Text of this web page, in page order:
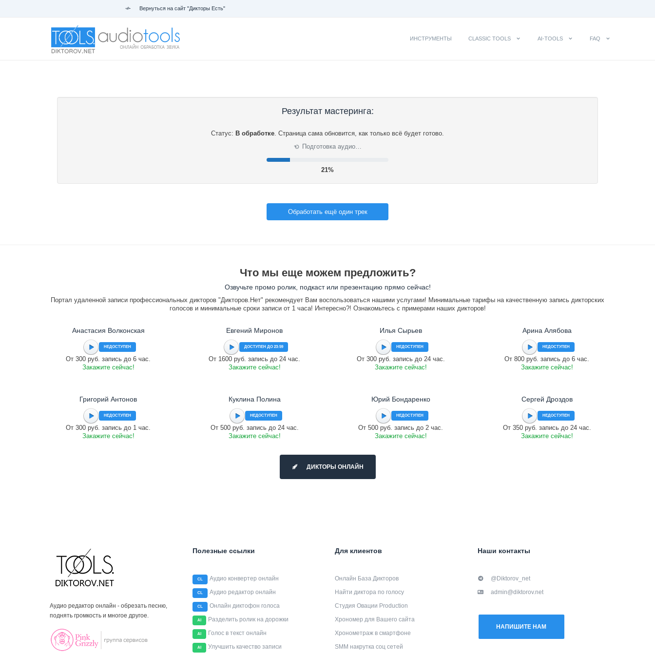
Вернуться на сайт "Дикторы Есть"
ИНСТРУМЕНТЫ CLASSIC TOOLS AI-TOOLS FAQ
Результат мастеринга:
Статус: В обработке. Страница сама обновится, как только всё будет готово.
⟳ Подготовка аудио…
21%
Обработать ещё один трек
Что мы еще можем предложить?
Озвучьте промо ролик, подкаст или презентацию прямо сейчас!
Портал удаленной записи профессиональных дикторов "Дикторов.Нет" рекомендует Вам воспользоваться нашими услугами! Минимальные тарифы на качественную запись дикторских
голосов и минимальные сроки записи от 1 часа! Интересно?! Ознакомьтесь с примерами наших дикторов!
Анастасия Волконская
НЕДОСТУПЕН
От 300 руб. запись до 6 час.
Закажите сейчас!
Евгений Миронов
ДОСТУПЕН ДО 23:59
От 1600 руб. запись до 24 час.
Закажите сейчас!
Илья Сырьев
НЕДОСТУПЕН
От 300 руб. запись до 24 час.
Закажите сейчас!
Арина Алябова
НЕДОСТУПЕН
От 800 руб. запись до 6 час.
Закажите сейчас!
Григорий Антонов
НЕДОСТУПЕН
От 300 руб. запись до 1 час.
Закажите сейчас!
Куклина Полина
НЕДОСТУПЕН
От 500 руб. запись до 24 час.
Закажите сейчас!
Юрий Бондаренко
НЕДОСТУПЕН
От 500 руб. запись до 2 час.
Закажите сейчас!
Сергей Дроздов
НЕДОСТУПЕН
От 350 руб. запись до 24 час.
Закажите сейчас!
ДИКТОРЫ ОНЛАЙН
Аудио редактор онлайн - обрезать песню,
поднять громкость и многое другое.
Полезные ссылки
CL Аудио конвертер онлайн
CL Аудио редактор онлайн
CL Онлайн диктофон голоса
AI Разделить ролик на дорожки
AI Голос в текст онлайн
AI Улучшить качество записи
Для клиентов
Онлайн База Дикторов
Найти диктора по голосу
Студия Овации Production
Хрономер для Вашего сайта
Хронометраж в смартфоне
SMM накрутка соц сетей
Наши контакты
@Diktorov_net
admin@diktorov.net
НАПИШИТЕ НАМ